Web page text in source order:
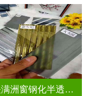
西关满洲窗钢化半透明压花玻璃